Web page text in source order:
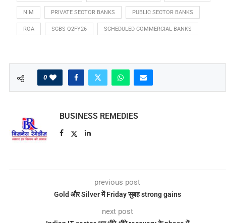
NIM PRIVATE SECTOR BANKS PUBLIC SECTOR BANKS
ROA SCBS Q2FY26 SCHEDULED COMMERCIAL BANKS
0
BUSINESS REMEDIES
previous post
Gold और Silver में Friday सुबह strong gains
next post